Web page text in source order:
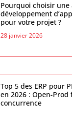
Pourquoi choisir une
développement
pour votre projet ?
28 janvier 2026
Top 5 des ERP pour
en 2026 : Open-Prod
concurrence